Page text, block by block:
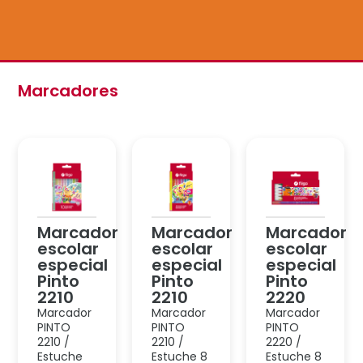
especial
Pinto
2210
Marcador
PINTO
2210 /
Estuche
10 pastel
especial
Pinto
2210
Marcador
PINTO
2210 /
Estuche 8
flúo
Pinto
2220
Marcador
PINTO
2220 /
Estuche 8
glitter